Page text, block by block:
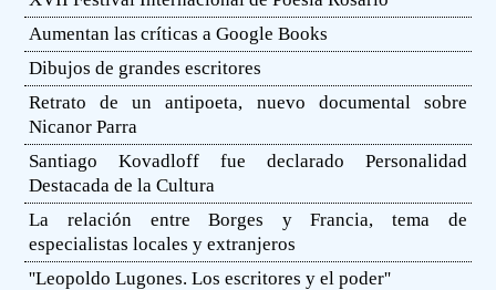
Aumentan las críticas a Google Books
Dibujos de grandes escritores
Retrato de un antipoeta, nuevo documental sobre
Nicanor Parra
Santiago Kovadloff fue declarado Personalidad
Destacada de la Cultura
La relación entre Borges y Francia, tema de
especialistas locales y extranjeros
''Leopoldo Lugones. Los escritores y el poder''